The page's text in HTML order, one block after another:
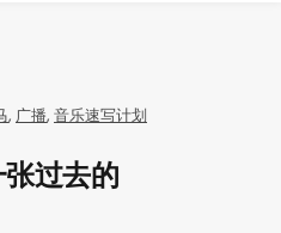
, 广播, 音乐速写计划
过去的